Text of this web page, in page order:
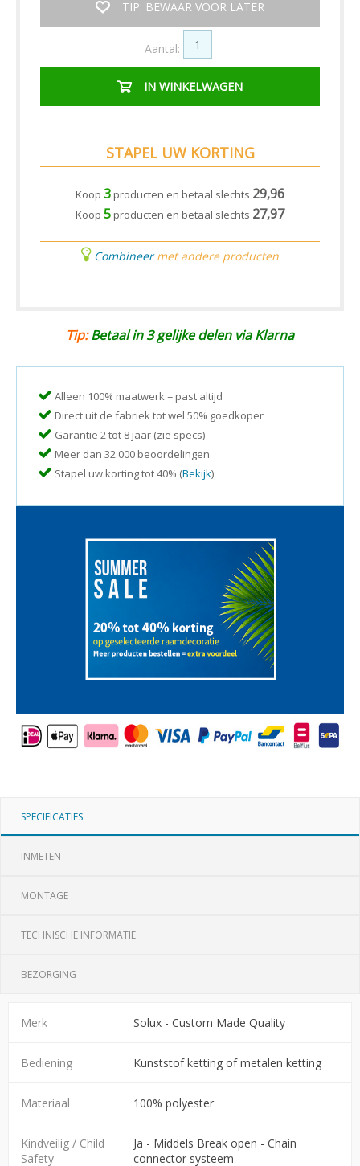
TIP: BEWAAR VOOR LATER
Aantal:
IN WINKELWAGEN
STAPEL UW KORTING
Koop 3 producten en betaal slechts 29,96
Koop 5 producten en betaal slechts 27,97
Combineermet andere producten
Tip:Betaal in 3 gelijke delen via Klarna
Alleen 100% maatwerk = past altijd
Direct uit de fabriek tot wel 50% goedkoper
Garantie 2 tot 8 jaar (zie specs)
Meer dan 32.000 beoordelingen
Stapel uw korting tot 40% (Bekijk)
SPECIFICATIES
INMETEN
MONTAGE
TECHNISCHE INFORMATIE
BEZORGING
Merk Solux - Custom Made Quality
Bediening Kunststof ketting of metalen ketting
Materiaal 100% polyester
Kindveilig / Child
Safety
Ja - Middels Break open - Chain
connector systeem